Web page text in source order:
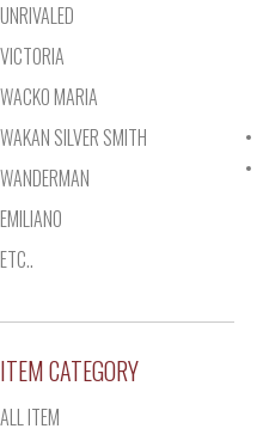
UNRIVALED
VICTORIA
WACKO MARIA
WAKAN SILVER SMITH
WANDERMAN
EMILIANO
ETC..
ITEM CATEGORY
ALL ITEM